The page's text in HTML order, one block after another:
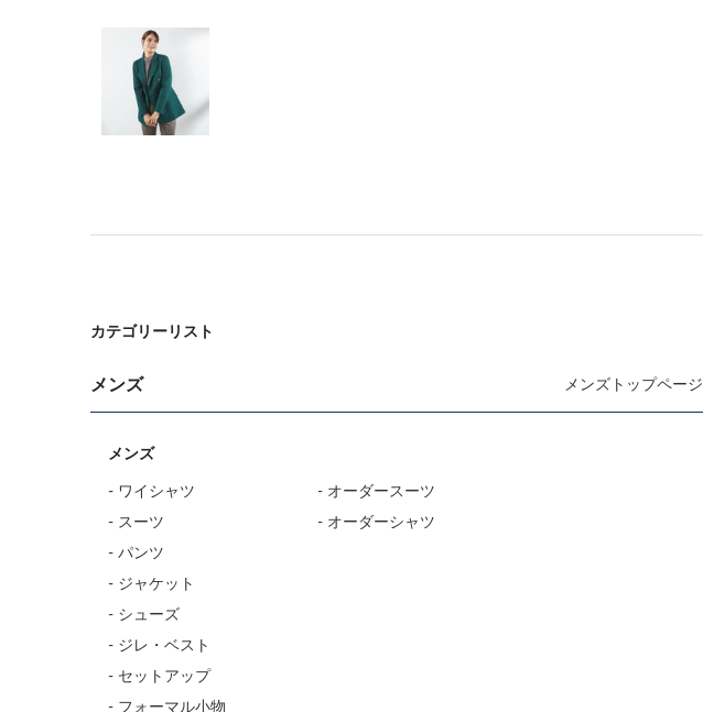
カテゴリーリスト
メンズ メンズトップページ
メンズ
- ワイシャツ
- スーツ
- パンツ
- ジャケット
- シューズ
- ジレ・ベスト
- セットアップ
- フォーマル小物
- オーダースーツ
- オーダーシャツ